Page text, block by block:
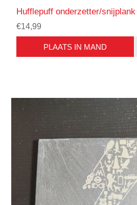
Hufflepuff onderzetter/snijplank
€14,99